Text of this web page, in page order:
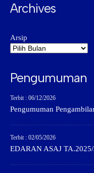
Archives
Arsip
Pengumuman
Terbit : 06/12/2026
Pengumuman
Terbit : 02/05/2026
EDARAN ASAJ